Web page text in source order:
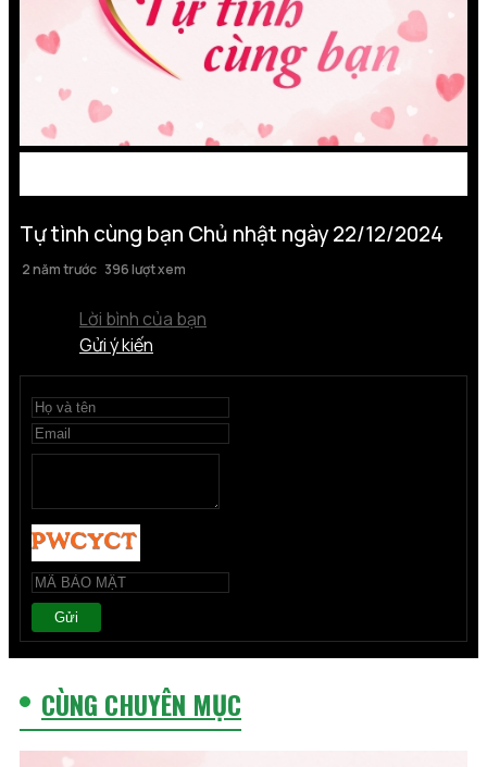
Tự tình cùng bạn Chủ nhật ngày 22/12/2024
2 năm trước 396 lượt xem
Lời bình của bạn
Gửi ý kiến
Gửi
CÙNG CHUYÊN MỤC